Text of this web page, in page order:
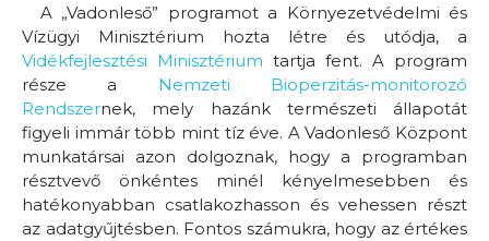
A „Vadonleső” programot a Környezetvédelmi és
Vízügyi Minisztérium hozta létre és utódja, a
Vidékfejlesztési Minisztérium tartja fent. A program
része a Nemzeti Bioperzitás-monitorozó
Rendszernek, mely hazánk természeti állapotát
figyeli immár több mint tíz éve. A Vadonleső Központ
munkatársai azon dolgoznak, hogy a programban
résztvevő önkéntes minél kényelmesebben és
hatékonyabban csatlakozhasson és vehessen részt
az adatgyűjtésben. Fontos számukra, hogy az értékes